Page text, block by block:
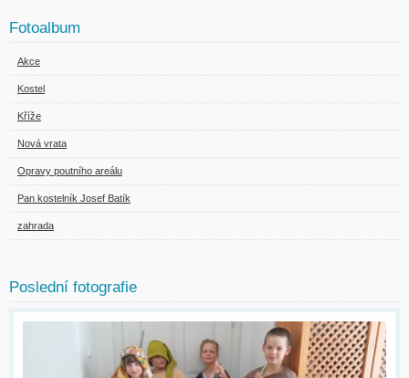
Fotoalbum
Akce
Kostel
Kříže
Nová vrata
Opravy poutního areálu
Pan kostelník Josef Batík
zahrada
Poslední fotografie